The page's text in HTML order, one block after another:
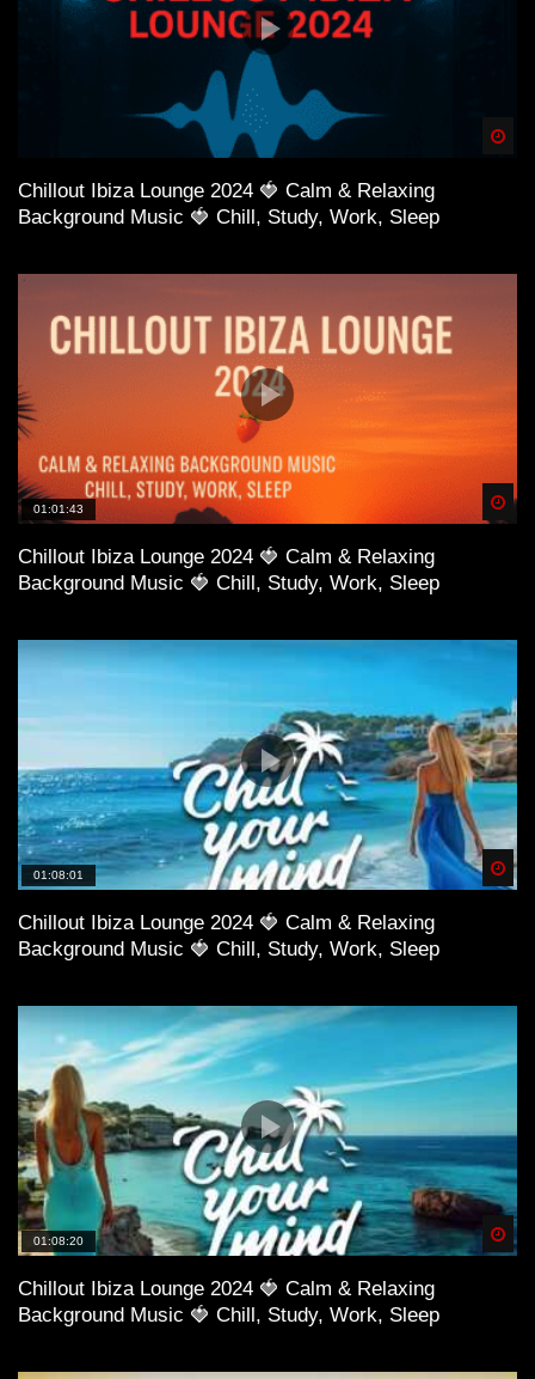
Chillout Ibiza Lounge 2024 🍓 Calm & Relaxing
Background Music 🍓 Chill, Study, Work, Sleep
01:01:43
Chillout Ibiza Lounge 2024 🍓 Calm & Relaxing
Background Music 🍓 Chill, Study, Work, Sleep
01:08:01
Chillout Ibiza Lounge 2024 🍓 Calm & Relaxing
Background Music 🍓 Chill, Study, Work, Sleep
01:08:20
Chillout Ibiza Lounge 2024 🍓 Calm & Relaxing
Background Music 🍓 Chill, Study, Work, Sleep